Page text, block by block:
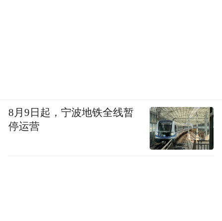
8月9日起，宁波地铁全线暂
停运营